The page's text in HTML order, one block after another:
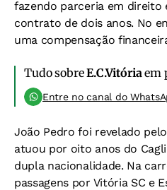
fazendo parceria em direito
contrato de dois anos. No
uma compensação
Tudo sobreE.C.Vitória em
Entre no canal do
João Pedro foi revelado
atuou por oito anos do
dupla nacionalidade. Na
passagens por Vitória SC e